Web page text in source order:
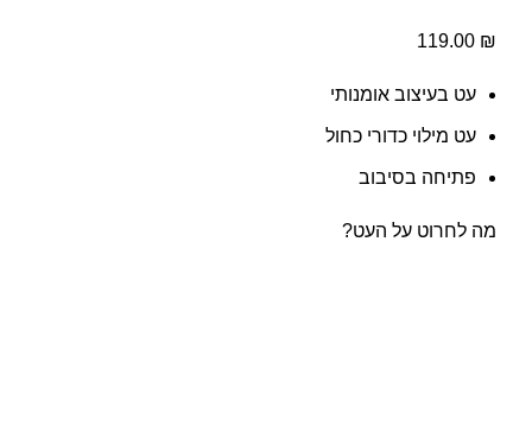
119.00 ₪
עט בעיצוב אומנותי
עט מילוי כדורי כחול
פתיחה בסיבוב
מה לחרוט על העט?